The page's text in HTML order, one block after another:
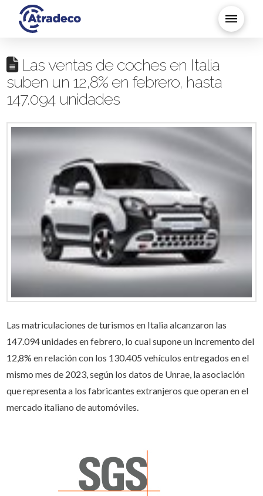
Las ventas de coches en Italia
suben un 12,8% en febrero, hasta
147.094 unidades
Las matriculaciones de turismos en Italia alcanzaron las
147.094 unidades en febrero, lo cual supone un incremento del
12,8% en relación con los 130.405 vehículos entregados en el
mismo mes de 2023, según los datos de Unrae, la asociación
que representa a los fabricantes extranjeros que operan en el
mercado italiano de automóviles.